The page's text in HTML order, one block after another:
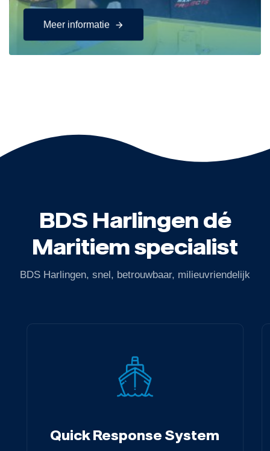
Meer informatie
BDS Harlingen dé
Maritiem specialist
BDS Harlingen, snel, betrouwbaar, milieuvriendelijk
Quick Response System